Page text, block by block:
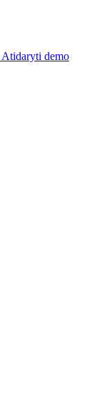
Atidaryti demo